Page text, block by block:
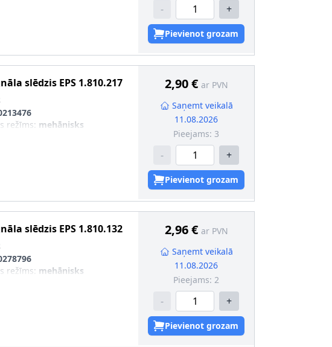
- +
Pievienot grozam
slēdzis EPS 1.810.217
režīms: mehānisks
2,90 € ar PVN
Saņemt veikalā
11.08.2026
Pieejams: 3
- +
Pievienot grozam
slēdzis EPS 1.810.132
režīms: mehānisks
2,96 € ar PVN
Saņemt veikalā
11.08.2026
Pieejams: 2
- +
Pievienot grozam